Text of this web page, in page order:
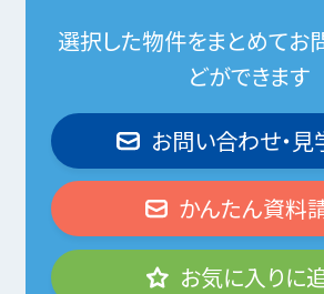
選択した物件をまとめてお
どができます
お問い合わせ・
かんたん資料
お気に入りに